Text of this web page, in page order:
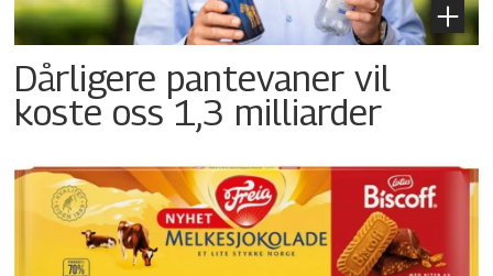
Dårligere pantevaner vil
koste oss 1,3 milliarder